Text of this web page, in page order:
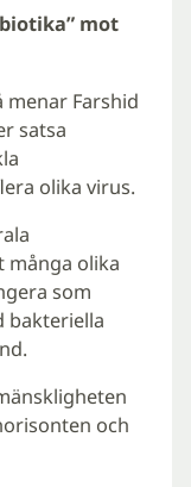
mot
menar Farshid
satsa
olika virus.
många olika
som
bakteriella
och